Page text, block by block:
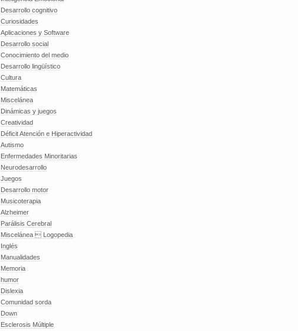
Desarrollo cognitivo
Curiosidades
Aplicaciones y Software
Desarrollo social
Conocimiento del medio
Desarrollo lingüístico
Cultura
Matemáticas
Miscelánea
Dinámicas y juegos
Creatividad
Déficit Atención e Hiperactividad
Autismo
Enfermedades Minoritarias
Neurodesarrollo
Juegos
Desarrollo motor
Musicoterapia
Alzheimer
Parálisis Cerebral
Miscelánea  Logopedia
Inglés
Manualidades
Memoria
humor
Dislexia
Comunidad sorda
Down
Esclerosis Múltiple